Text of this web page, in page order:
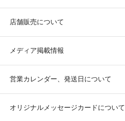
店舗販売について
メディア掲載情報
営業カレンダー、発送日について
オリジナルメッセージカードについて